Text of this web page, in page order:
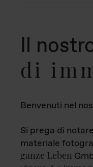
Il
di
Benvenuti nel
Si prega di
materiale
ganze Leben